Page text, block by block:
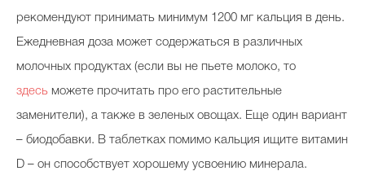
рекомендуют принимать минимум 1200 мг кальция в день.
Ежедневная доза может содержаться в различных
молочных продуктах (если вы не пьете молоко, то
здесь можете прочитать про его растительные
заменители), а также в зеленых овощах. Еще один вариант
– биодобавки. В таблетках помимо кальция ищите витамин
D – он способствует хорошему усвоению минерала.